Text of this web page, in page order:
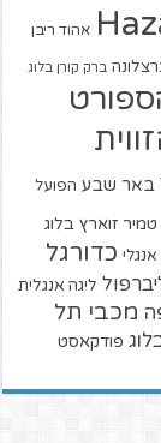
אהוד ריבן
ברק קורן בלוג
באר שבע הפועל
טמיר זוארץ בלוג
כדורגל
ליגה אנגלית
מכבי תל
פודקאסט